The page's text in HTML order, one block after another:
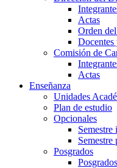
Actas
Orden
Docentes
Comisión de
Actas
Enseñanza
Unidades
Plan de estudio
Opcionales
Semestre
Semestre
Posgrados